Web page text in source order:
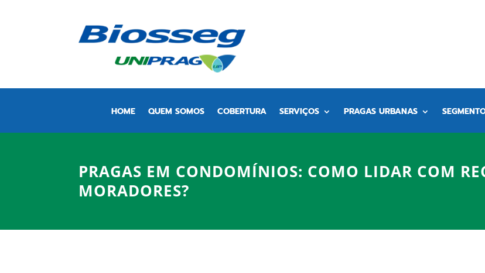
HOME QUEM SOMOS COBERTURA SERVIÇOS PRAGAS URBANAS
PRAGAS EM CONDOMÍNIOS: COMO LIDAR COM
MORADORES?